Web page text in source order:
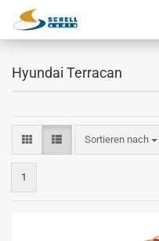
Hyundai Terracan
Sortieren nach
1